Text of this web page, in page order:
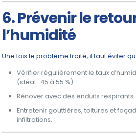
6. Prévenir le
l’humidité
Une fois le problème traité, il faut éviter
Vérifier régulièrement le taux
(idéal : 45 à 55 %).
Rénover avec des enduits respirants.
Entretenir gouttières, toitures et
infiltrations.